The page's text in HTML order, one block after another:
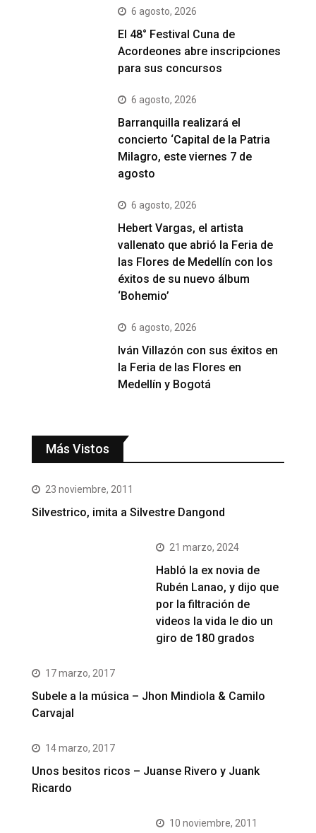
6 agosto, 2026
El 48° Festival Cuna de
Acordeones abre inscripciones
para sus concursos
6 agosto, 2026
Barranquilla realizará el
concierto ‘Capital de la Patria
Milagro, este viernes 7 de
agosto
6 agosto, 2026
Hebert Vargas, el artista
vallenato que abrió la Feria de
las Flores de Medellín con los
éxitos de su nuevo álbum
‘Bohemio’
6 agosto, 2026
Iván Villazón con sus éxitos en
la Feria de las Flores en
Medellín y Bogotá
Más Vistos
23 noviembre, 2011
Silvestrico, imita a Silvestre Dangond
21 marzo, 2024
Habló la ex novia de
Rubén Lanao, y dijo que
por la filtración de
videos la vida le dio un
giro de 180 grados
17 marzo, 2017
Subele a la música – Jhon Mindiola & Camilo
Carvajal
14 marzo, 2017
Unos besitos ricos – Juanse Rivero y Juank
Ricardo
10 noviembre, 2011